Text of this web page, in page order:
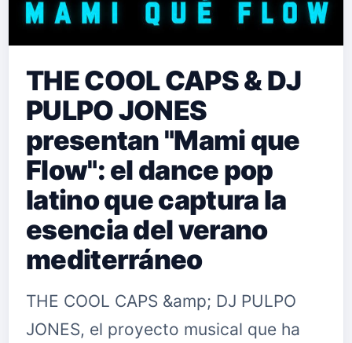
THE COOL CAPS & DJ
PULPO JONES
presentan "Mami que
Flow": el dance pop
latino que captura la
esencia del verano
mediterráneo
THE COOL CAPS &amp; DJ PULPO
JONES, el proyecto musical que ha